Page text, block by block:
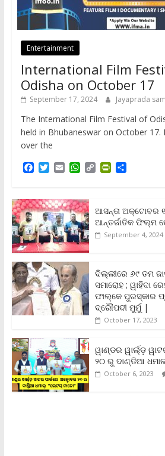
Entertainment
International Film
Odisha on October 17
September 17, 2024 Jayaprada
The International Film Festival of
held in Bhubaneswar on October 17.
over the
F
e
b
o
o
k
T
t
t
e
r
E
i
l
W
t
s
A
p
p
C
L
i
n
k
P
t
F
r
i
d
l
y
S
e
ଆସନ୍ତା ଅକ୍ଟୋବର
ଆନ୍ତର୍ଜାତିକ ଫିଲ୍ମ
September 4, 2024
ଦିଲ୍ଲୀରେ ୬୯ ତମ
ସମାରୋହ ; ୱାହିଦା
ଫାଲ୍‌କେ ପୁରସ୍କାର
ଦ୍ରୌପଦୀ ମୁର୍ମୁ |
October 17, 2023
ୱାଣ୍ଡର ୱାର୍ଲ୍‌ଡ଼
୨୦ ରୁ ଦାଣ୍ଡିଆ ଧମାଲ୍
October 6, 2023